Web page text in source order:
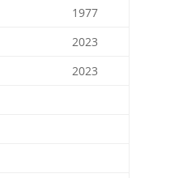
1977
2023
2023